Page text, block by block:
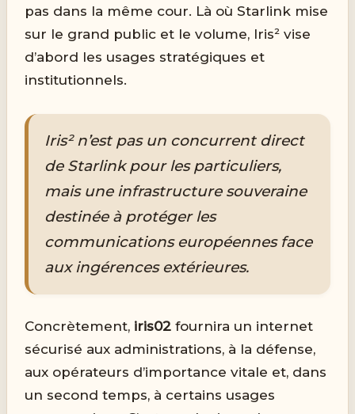
pas dans la même cour. Là où Starlink mise
sur le grand public et le volume, Iris² vise
d’abord les usages stratégiques et
institutionnels.
Iris² n’est pas un concurrent direct
de Starlink pour les particuliers,
mais une infrastructure souveraine
destinée à protéger les
communications européennes face
aux ingérences extérieures.
Concrètement, iris02 fournira un internet
sécurisé aux administrations, à la défense,
aux opérateurs d’importance vitale et, dans
un second temps, à certains usages